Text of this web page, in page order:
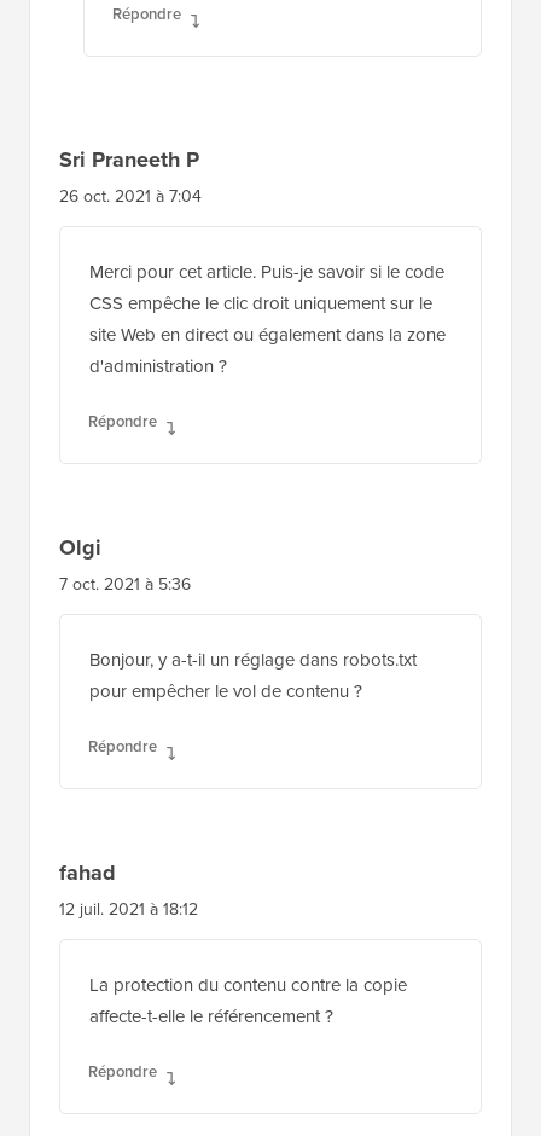
Répondre
Sri Praneeth P
26 oct. 2021 à 7:04
Merci pour cet article. Puis-je savoir si le code
CSS empêche le clic droit uniquement sur le
site Web en direct ou également dans la zone
d'administration ?
Répondre
Olgi
7 oct. 2021 à 5:36
Bonjour, y a-t-il un réglage dans robots.txt
pour empêcher le vol de contenu ?
Répondre
fahad
12 juil. 2021 à 18:12
La protection du contenu contre la copie
affecte-t-elle le référencement ?
Répondre